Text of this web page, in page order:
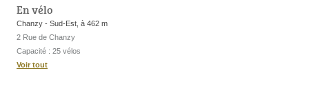
En vélo
Chanzy - Sud-Est, à 462 m
2 Rue de Chanzy
Capacité : 25 vélos
Voir tout